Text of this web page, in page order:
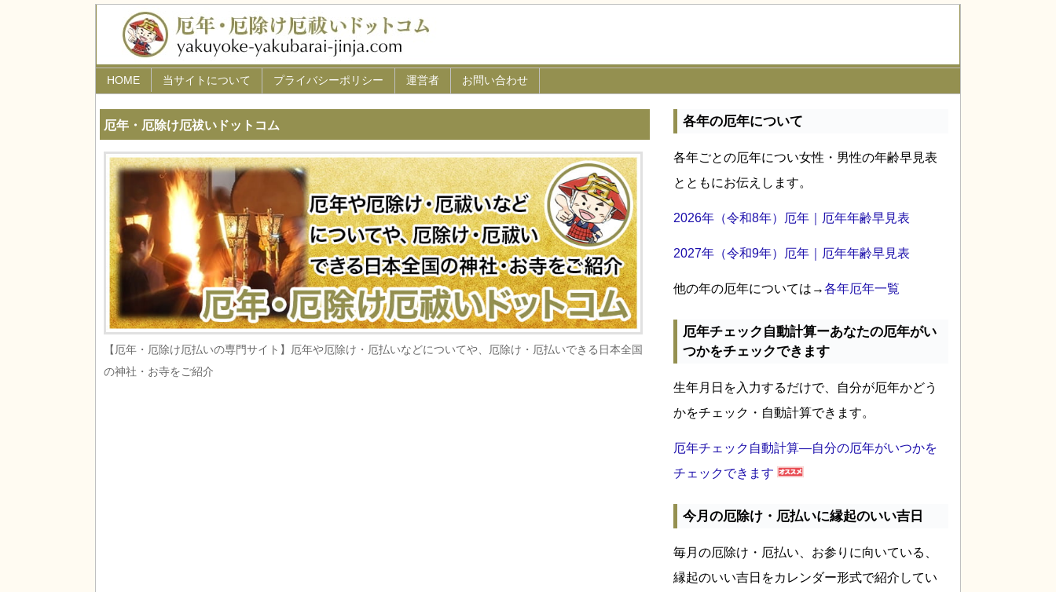
厄年・厄除け厄祓いドットコム
【厄年・厄除け厄払いの専門サイト】厄年や厄除け・厄払いなどについてや、厄除け・厄払いできる日本全国
の神社・お寺をご紹介
各年の厄年について
各年ごとの厄年につい女性・男性の年齢早見表
とともにお伝えします。
2026年（令和8年）厄年｜厄年年齢早見表
2027年（令和9年）厄年｜厄年年齢早見表
他の年の厄年については→各年厄年一覧
厄年チェック自動計算ーあなたの厄年がい
つかをチェックできます
生年月日を入力するだけで、自分が厄年かどう
かをチェック・自動計算できます。
厄年チェック自動計算―自分の厄年がいつかを
チェックできます
今月の厄除け・厄払いに縁起のいい吉日
毎月の厄除け・厄払い、お参りに向いている、
縁起のいい吉日をカレンダー形式で紹介してい
HOME 当サイトについて プライバシーポリシー 運営者 お問い合わせ